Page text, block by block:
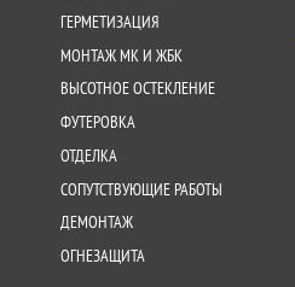
ГЕРМЕТИЗАЦИЯ
МОНТАЖ МК И ЖБК
ВЫСОТНОЕ ОСТЕКЛЕНИЕ
ФУТЕРОВКА
ОТДЕЛКА
СОПУТСТВУЮЩИЕ РАБОТЫ
ДЕМОНТАЖ
ОГНЕЗАЩИТА